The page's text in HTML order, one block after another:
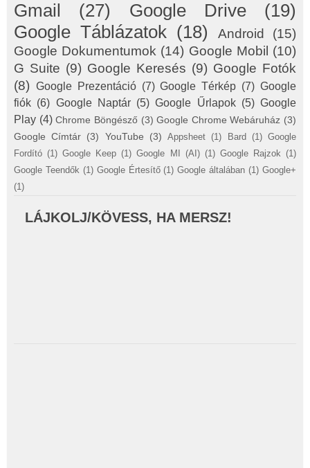
Gmail (27) Google Drive
(19)
Google Táblázatok (18) Android
(15)
Google Dokumentumok (14) Google Mobil (10)
G Suite (9) Google Keresés (9) Google Fotók
(8) Google Prezentáció (7) Google Térkép (7) Google
fiók (6) Google Naptár (5) Google Űrlapok (5) Google
Play (4) Chrome Böngésző (3) Google Chrome Webáruház (3)
Google Címtár (3) YouTube (3) Appsheet (1) Bard (1) Google
Fordító (1) Google Keep (1) Google MI (AI) (1) Google Rajzok (1)
Google Teendők (1) Google Értesítő (1) Google általában (1) Google+
(1)
LÁJKOLJ/KÖVESS, HA MERSZ!